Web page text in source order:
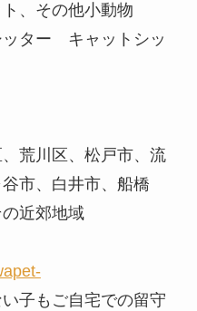
、その他小動物
ター キャットシッ
荒川区、松戸市、流
市、白井市、船橋
近郊地域
子もご自宅での留守